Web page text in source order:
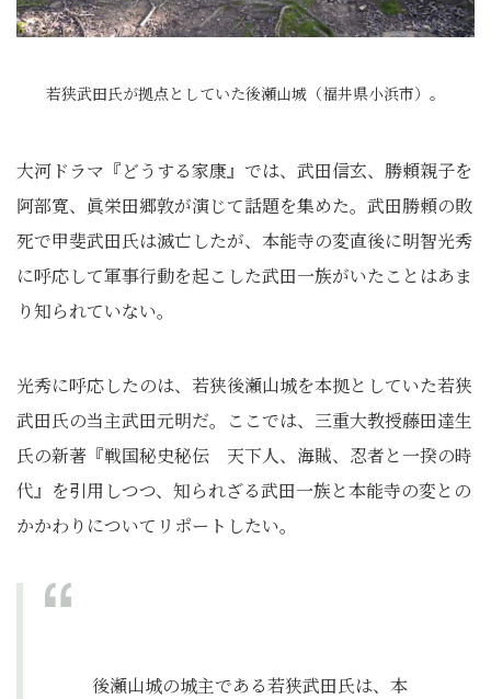
若狭武田氏が拠点としていた後瀬山城（福井県小浜市）。
大河ドラマ『どうする家康』では、武田信玄、勝頼親子を
阿部寛、眞栄田郷敦が演じて話題を集めた。武田勝頼の敗
死で甲斐武田氏は滅亡したが、本能寺の変直後に明智光秀
に呼応して軍事行動を起こした武田一族がいたことはあま
り知られていない。
光秀に呼応したのは、若狭後瀬山城を本拠としていた若狭
武田氏の当主武田元明だ。ここでは、三重大教授藤田達生
氏の新著『戦国秘史秘伝 天下人、海賊、忍者と一揆の時
代』を引用しつつ、知られざる武田一族と本能寺の変との
かかわりについてリポートしたい。
後瀬山城の城主である若狭武田氏は、本